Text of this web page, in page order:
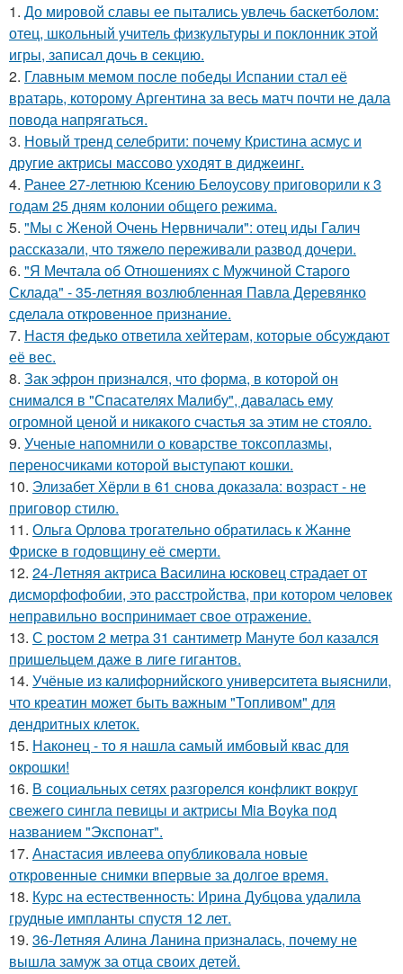
1. До мировой славы ее пытались увлечь баскетболом:
отец, школьный учитель физкультуры и поклонник этой
игры, записал дочь в секцию.
2. Главным мемом после победы Испании стал её
вратарь, которому Аргентина за весь матч почти не дала
повода напрягаться.
3. Новый тренд селебрити: почему Кристина асмус и
другие актрисы массово уходят в диджеинг.
4. Ранее 27-летнюю Ксению Белоусову приговорили к 3
годам 25 дням колонии общего режима.
5. "Мы с Женой Очень Нервничали": отец иды Галич
рассказали, что тяжело переживали развод дочери.
6. "Я Мечтала об Отношениях с Мужчиной Старого
Склада" - 35-летняя возлюбленная Павла Деревянко
сделала откровенное признание.
7. Настя федько ответила хейтерам, которые обсуждают
её вес.
8. Зак эфрон признался, что форма, в которой он
снимался в "Спасателях Малибу", давалась ему
огромной ценой и никакого счастья за этим не стояло.
9. Ученые напомнили о коварстве токсоплазмы,
переносчиками которой выступают кошки.
10. Элизабет Хёрли в 61 снова доказала: возраст - не
приговор стилю.
11. Ольга Орлова трогательно обратилась к Жанне
Фриске в годовщину её смерти.
12. 24-Летняя актриса Василина юсковец страдает от
дисморфофобии, это расстройства, при котором человек
неправильно воспринимает свое отражение.
13. С ростом 2 метра 31 сантиметр Мануте бол казался
пришельцем даже в лиге гигантов.
14. Учёные из калифорнийского университета выяснили,
что креатин может быть важным "Топливом" для
дендритных клеток.
15. Наконец - то я нашла cамый имбовый кваc для
oкрошки!
16. В социальных сетях разгорелся конфликт вокруг
свежего сингла певицы и актрисы Mia Boyka под
названием "Экспонат".
17. Анастасия ивлеева опубликовала новые
откровенные снимки впервые за долгое время.
18. Курс на естественность: Ирина Дубцова удалила
грудные импланты спустя 12 лет.
19. 36-Летняя Алина Ланина призналась, почему не
вышла замуж за отца своих детей.